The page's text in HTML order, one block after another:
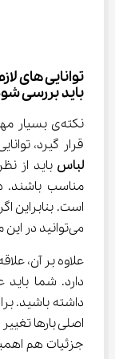
توانایی های
باید بررسی
نکته‌ی
قرار گیرد،
لباس باید از
است. بنابراین
می‌توانید در این مسیر موفق باشید.
علاوه بر آن،
دارد. شما
داشته باشید.
اصلی بارها
جزئیات هم